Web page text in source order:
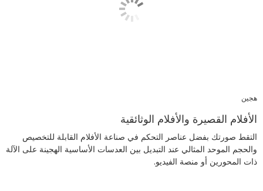
هجين
الأفلام القصيرة والأفلام الوثائقية
التقط صورتك بفضل عناصر التحكم في صناعة الأفلام القابلة للتخصيص
والحجم الموحد المثالي عند التبديل بين العدسات الأساسية الهجينة على الآلة
ذات المحورين أو منصة الفيديو.